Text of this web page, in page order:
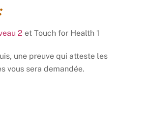
2 et Touch for Health 1
une preuve qui atteste les
vous sera demandée.